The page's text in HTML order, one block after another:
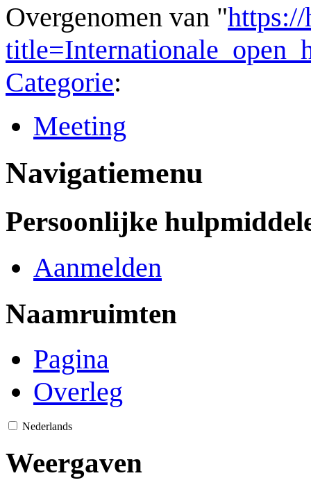
Overgenomen van "
Categorie:
Meeting
Navigatiemenu
Persoonlijke
Aanmelden
Naamruimten
Pagina
Overleg
Nederlands
Weergaven